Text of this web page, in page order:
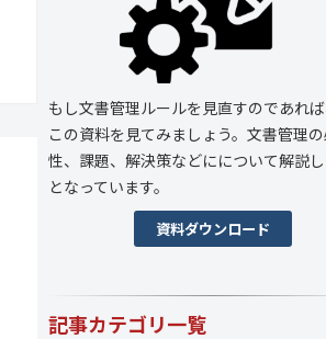
もし文書管理ルールを見直すのであれ
この資料を見てみましょう。文書管理
性、課題、解決策などにについて解説
となっています。
資料ダウンロード
記事カテゴリ一覧